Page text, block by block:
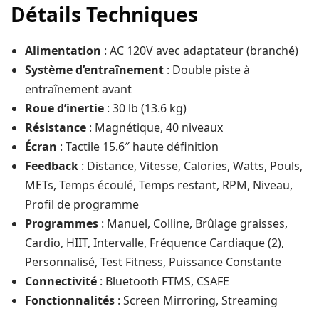
Détails Techniques
Alimentation : AC 120V avec adaptateur (branché)
Système d’entraînement : Double piste à
entraînement avant
Roue d’inertie : 30 lb (13.6 kg)
Résistance : Magnétique, 40 niveaux
Écran : Tactile 15.6″ haute définition
Feedback : Distance, Vitesse, Calories, Watts, Pouls,
METs, Temps écoulé, Temps restant, RPM, Niveau,
Profil de programme
Programmes : Manuel, Colline, Brûlage graisses,
Cardio, HIIT, Intervalle, Fréquence Cardiaque (2),
Personnalisé, Test Fitness, Puissance Constante
Connectivité : Bluetooth FTMS, CSAFE
Fonctionnalités : Screen Mirroring, Streaming